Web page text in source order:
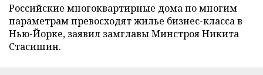
Российские многоквартирные дома по многим
параметрам превосходят жилье бизнес-класса в
Нью-Йорке, заявил замглавы Минстроя Никита
Стасишин.